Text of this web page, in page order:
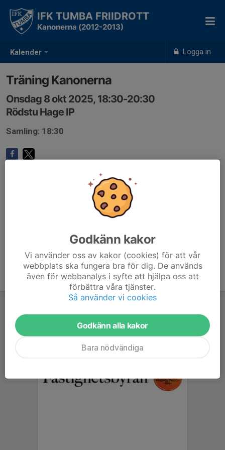
Kalender Logga in
IFK TUMBA FRIIDROTT
Kanonerna (2012-2013)
Träning Kanonerna
Onsdag 8 okt 2025, 18:30-20:30
Rödstu Hage IP
Samling: 18:30
Godkänn kakor
Vi använder oss av kakor (cookies) för att vår
webbplats ska fungera bra för dig. De används
även för webbanalys i syfte att hjälpa oss att
förbättra våra tjänster.
Så använder vi cookies
Godkänn alla kakor
Bara nödvändiga